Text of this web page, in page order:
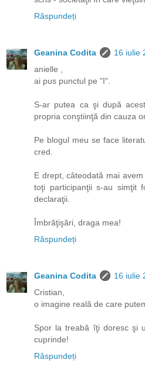
Răspundeți
Geanina Codita
16 iulie
anielle ,
ai pus punctul pe "I".
S-ar putea ca şi după
propria conştiinţă din cauza
Pe blogul meu se face
cred.
E drept, câteodată mai
toţi participanţii s-au simţit
declaraţii.
Îmbrăţişări, draga mea!
Răspundeți
Geanina Codita
16 iulie
Cristian,
o imagine reală de care
Spor la treabă îţi doresc şi
cuprinde!
Răspundeți